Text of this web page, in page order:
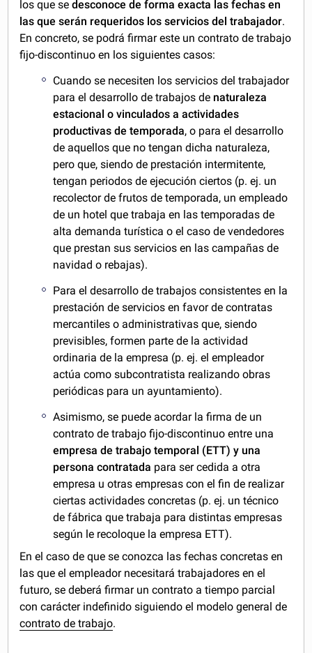
los que sedesconoce de forma exacta las fechas en
las que serán requeridos los servicios del trabajador.
En concreto, se podrá firmar este un contrato de trabajo
fijo-discontinuo en los siguientes casos:
Cuando se necesiten los servicios del trabajador
para el desarrollo de trabajos de naturaleza
estacional o vinculados a actividades
productivas de temporada, o para el desarrollo
de aquellos que no tengan dicha naturaleza,
pero que, siendo de prestación intermitente,
tengan periodos de ejecución ciertos (p. ej. un
recolector de frutos de temporada, un empleado
de un hotel que trabaja en las temporadas de
alta demanda turística o el caso de vendedores
que prestan sus servicios en las campañas de
navidad o rebajas).
Para el desarrollo de trabajos consistentes en la
prestación de servicios en favor de contratas
mercantiles o administrativas que, siendo
previsibles, formen parte de la actividad
ordinaria de la empresa (p. ej. el empleador
actúa como subcontratista realizando obras
periódicas para un ayuntamiento).
Asimismo, se puede acordar la firma de un
contrato de trabajo fijo-discontinuo entre una
empresa de trabajo temporal (ETT) y una
persona contratada para ser cedida a otra
empresa u otras empresas con el fin de realizar
ciertas actividades concretas (p. ej. un técnico
de fábrica que trabaja para distintas empresas
según le recoloque la empresa ETT).
En el caso de que se conozca las fechas concretas en
las que el empleador necesitará trabajadores en el
futuro, se deberá firmar un contrato a tiempo parcial
con carácter indefinido siguiendo el modelo general de
contrato de trabajo.